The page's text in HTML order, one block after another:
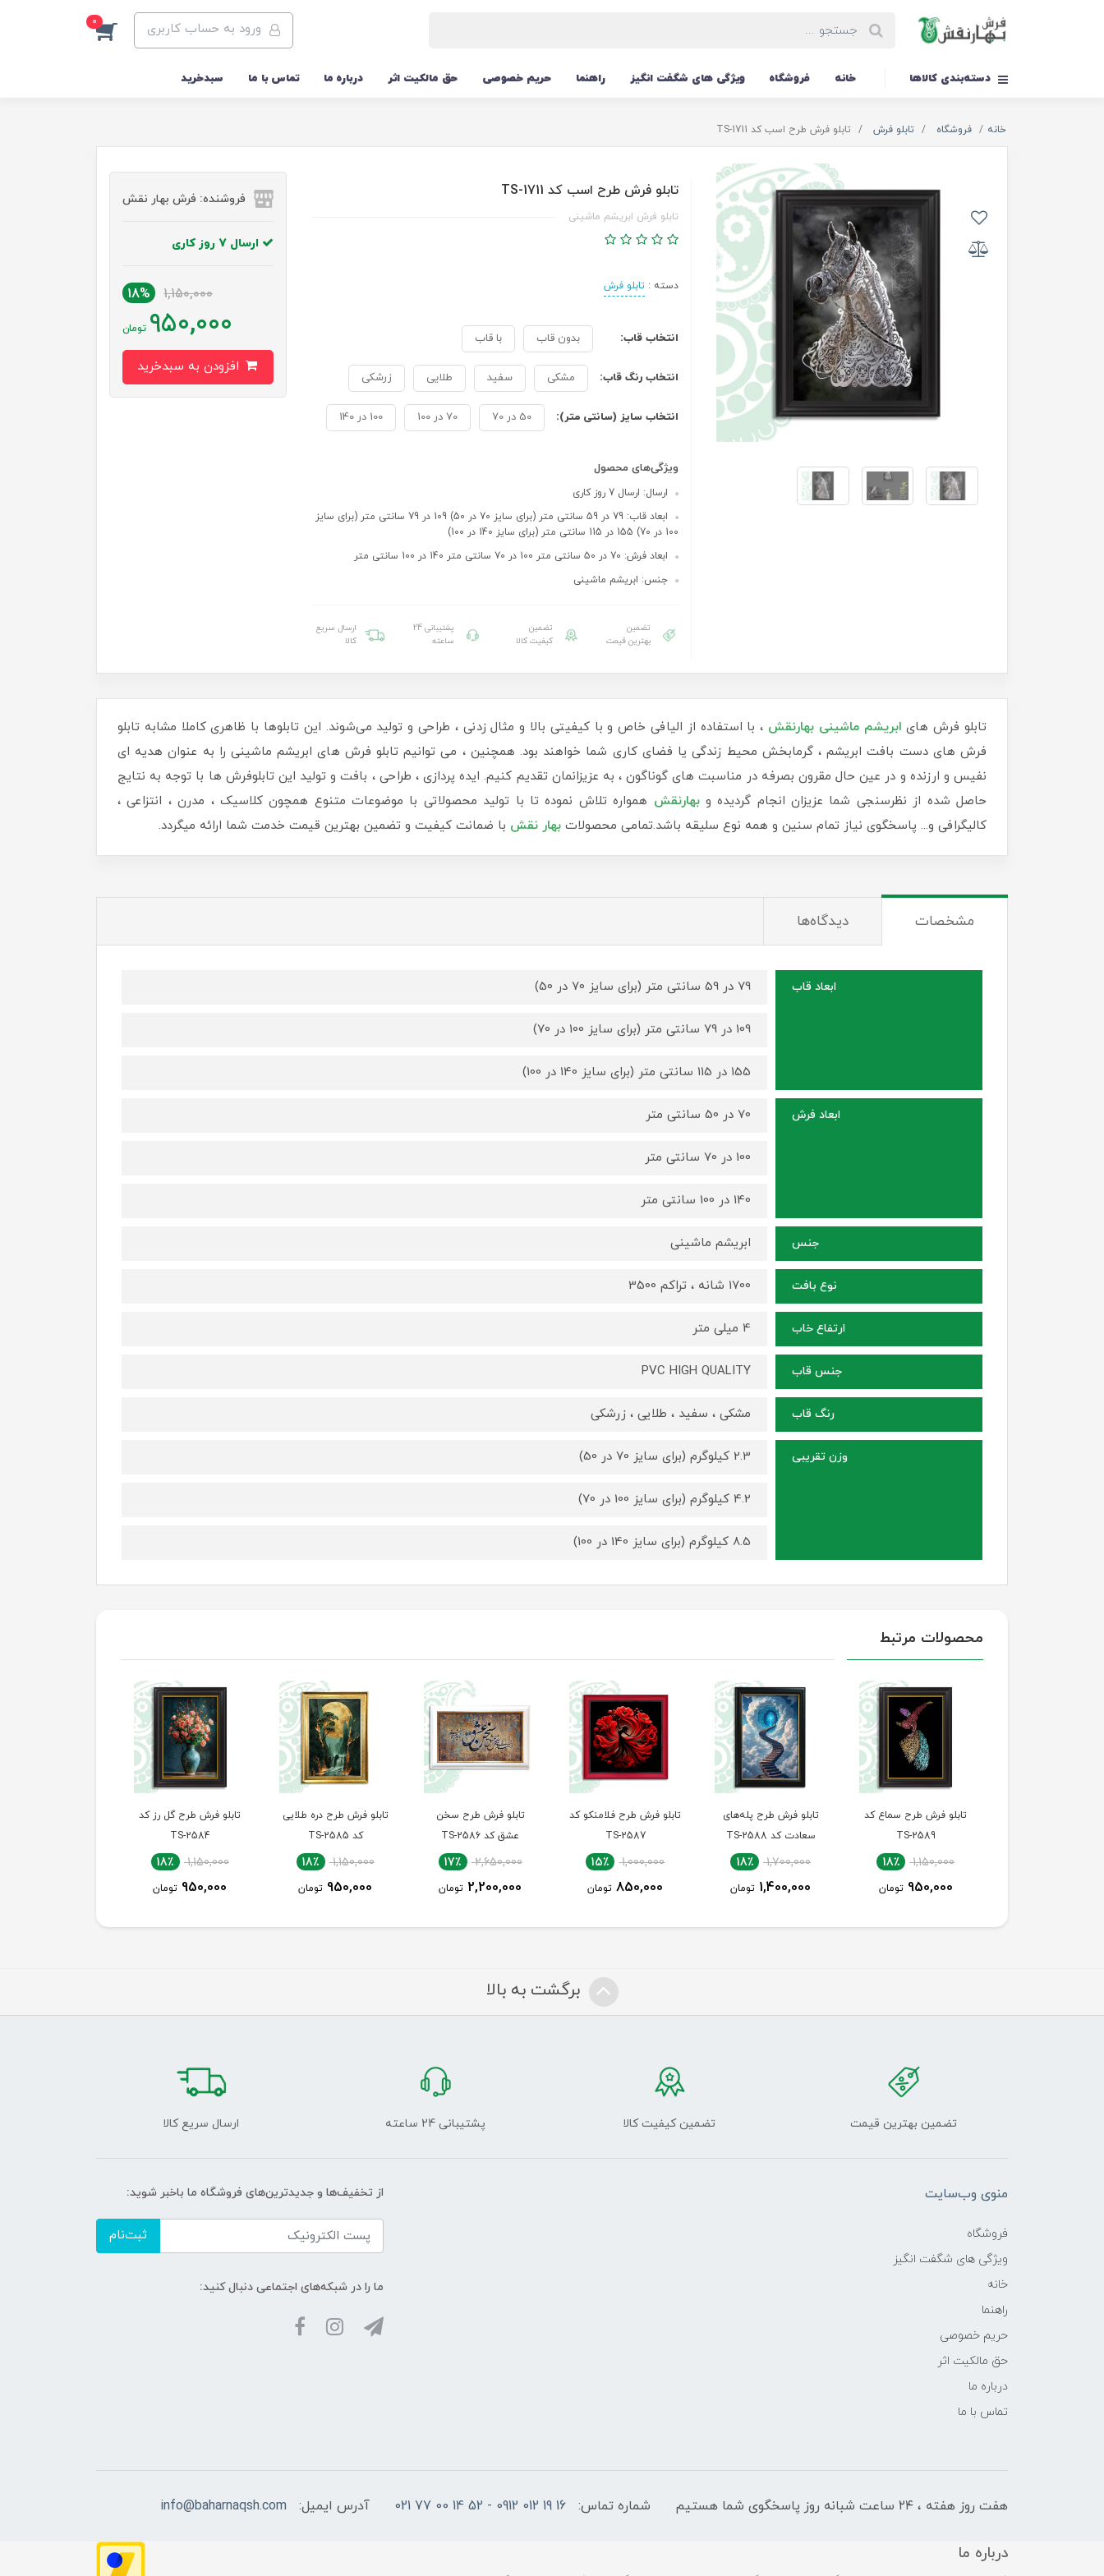
ورود به حساب کاربری 0
دسته‌بندی کالاها خانه فروشگاه ویژگی های شگفت انگیز راهنما حریم خصوصی حق مالکیت اثر درباره ما تماس با ما سبدخرید
خانه فروشگاه تابلو فرش تابلو فرش طرح اسب کد TS-1711
تابلو فرش طرح اسب کد TS-1711
تابلو فرش ابریشم ماشینی
دسته :تابلو فرش
انتخاب قاب: بدون قاب با قاب
انتخاب رنگ قاب: مشکی سفید طلایی زرشکی
انتخاب سایز (سانتی متر): 50 در 70 70 در 100 100 در 140
ویژگی‌های محصول
ارسال: ارسال 7 روز کاری
ابعاد قاب: 79 در 59 سانتی متر (برای سایز 70 در 50) 109 در 79 سانتی متر (برای سایز
100 در 70) 155 در 115 سانتی متر (برای سایز 140 در 100)
ابعاد فرش: 70 در 50 سانتی متر 100 در 70 سانتی متر 140 در 100 سانتی متر
جنس: ابریشم ماشینی
تضمین
بهترین قیمت
تضمین
کیفیت کالا
پشتیبانی 24
ساعته
ارسال سریع
کالا
فروشنده: فرش بهار نقش
ارسال 7 روز کاری
1,150,000
18%
950,000 تومان
تابلو فرش های ابریشم ماشینی بهارنقش ، با استفاده از الیافی خاص و با کیفیتی بالا و مثال زدنی ، طراحی و تولید می‌شوند. این تابلوها با ظاهری کاملا مشابه تابلو
فرش های دست بافت ابریشم ، گرمابخش محیط زندگی یا فضای کاری شما خواهند بود. همچنین ، می توانیم تابلو فرش های ابریشم ماشینی را به عنوان هدیه ای
نفیس و ارزنده و در عین حال مقرون بصرفه در مناسبت های گوناگون ، به عزیزانمان تقدیم کنیم. ایده پردازی ، طراحی ، بافت و تولید این تابلوفرش ها با توجه به نتایج
حاصل شده از نظرسنجی شما عزیزان انجام گردیده وبهارنقش همواره تلاش نموده تا با تولید محصولاتی با موضوعات متنوع همچون کلاسیک ، مدرن ، انتزاعی ،
کالیگرافی و... پاسخگوی نیاز تمام سنین و همه نوع سلیقه باشد.تمامی محصولات بهار نقش با ضمانت کیفیت و تضمین بهترین قیمت خدمت شما ارائه میگردد.
مشخصات دیدگاه‌ها
ابعاد قاب 79 در 59 سانتی متر (برای سایز 70 در 50)
109 در 79 سانتی متر (برای سایز 100 در 70)
155 در 115 سانتی متر (برای سایز 140 در 100)
ابعاد فرش 70 در 50 سانتی متر
100 در 70 سانتی متر
140 در 100 سانتی متر
جنس ابریشم ماشینی
نوع بافت 1700 شانه ، تراکم 3500
ارتفاع خاب 4 میلی متر
جنس قاب PVC HIGH QUALITY
رنگ قاب مشکی ، سفید ، طلایی ، زرشکی
وزن تقریبی 2.3 کیلوگرم (برای سایز 70 در 50)
4.2 کیلوگرم (برای سایز 100 در 70)
8.5 کیلوگرم (برای سایز 140 در 100)
محصولات مرتبط
تابلو فرش طرح سماع کد
TS-2589
1,150,000 18٪
950,000 تومان
تابلو فرش طرح پله‌های
سعادت کد TS-2588
1,700,000 18٪
1,400,000 تومان
تابلو فرش طرح فلامنکو کد
TS-2587
1,000,000 15٪
850,000 تومان
تابلو فرش طرح سخن
عشق کد TS-2586
2,650,000 17٪
2,200,000 تومان
تابلو فرش طرح دره طلایی
کد TS-2585
1,150,000 18٪
950,000 تومان
تابلو فرش طرح گل رز کد
TS-2584
1,150,000 18٪
950,000 تومان
برگشت به بالا
تضمین بهترین قیمت تضمین کیفیت کالا پشتیبانی 24 ساعته ارسال سریع کالا
منوی وب‌سایت
فروشگاه
ویژگی های شگفت انگیز
خانه
راهنما
حریم خصوصی
حق مالکیت اثر
درباره ما
تماس با ما
از تخفیف‌ها و جدیدترین‌های فروشگاه ما باخبر شوید:
ثبت‌نام
ما را در شبکه‌های اجتماعی دنبال کنید:
هفت روز هفته ، ۲۴ ساعت شبانه‌ روز پاسخگوی شما هستیم شماره تماس: 16 19 012 0912 - 52 14 00 77 021 آدرس ایمیل: info@baharnaqsh.com
درباره ما